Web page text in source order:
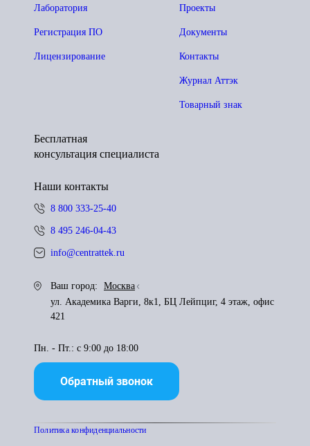
Проекты
Документы
Контакты
Журнал Аттэк
Товарный знак
Лаборатория
Регистрация ПО
Лицензирование
Бесплатная
консультация специалиста
Наши контакты
8 800 333-25-40
8 495 246-04-43
info@centrattek.ru
Ваш город:
Москва
ул. Академика Варги, 8к1, БЦ Лейпциг, 4 этаж, офис
421
Пн. - Пт.: с 9:00 до 18:00
Обратный звонок
Политика конфиденциальности